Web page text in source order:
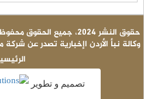
© حقوق النشر 2024، جميع الحقوق محفوظة | نبأ الأردن
وكالة نبأ الأردن اإخبارية تصدر عن شركة
تصميم و تطوير